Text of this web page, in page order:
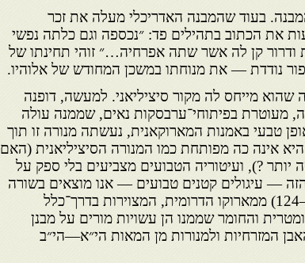
בעוד שהמבנה האדריכלי מעלה את זכר
את הכתוב בתהילים פד: ״נכספה וגם כלתה נפשי
קן לה אשר שתה אפרחיה…״ זוהי תחינתו של
נודדת — את מנוחתו במשכן המחודש של אלוהיו.
מתאר מנורה שהוא מייחס לה מקור סיציליאני. למעשה, דופנה
מעוטרת בפיתוחי־ערבסקות נאים, שממנה עולה
טבעי באמנות המארוקאנית, נעשתה מנורה זו תוך
קצר לחפץ עממי (מס׳ 111). היא אינה כה מפות­חת כמו המנורה הסיציליאנית (האם
יותר ?), ועיטוריה הטבועים מצביעים בלי ספק על
— עיגולים קטנים טבועים — אנו מוצאים בשורה
של מנורות־אבן(להלן, מס׳ 122—124) ממארוקו הדרומית, המצוירות בדרך־כלל
והחומר שממנו הן עשויות מורים על מבנן
המזרחיות ולמנורות מן המאות הי״א—הי״ב